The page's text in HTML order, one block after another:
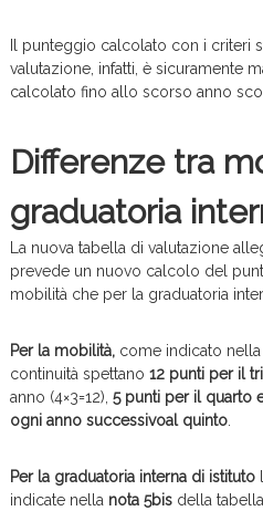
Il punteggio calcolato con i criteri
valutazione, infatti, è sicuramente
calcolato fino allo scorso anno
Differenze tra
graduatoria
La nuova tabella di valutazione
prevede un nuovo calcolo del
mobilità che per la graduatoria
Per la mobilità,come indicato nella
continuità spettano 12 punti per il
anno (4×3=12), 5 punti per il quarto
ogni anno successivoal quinto.
Per la graduatoria interna di istituto
indicate nella nota 5bisdella